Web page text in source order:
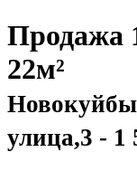
Продажа
22м²
улица,3 - 1